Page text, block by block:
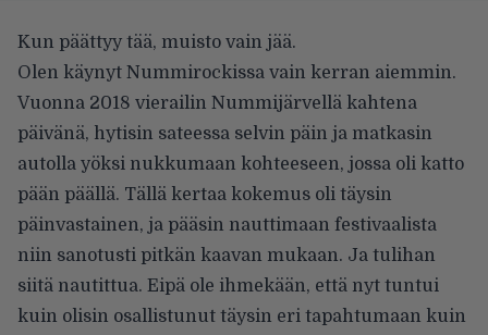
Kun päättyy tää, muisto vain jää.
Olen käynyt Nummirockissa vain kerran aiemmin.
Vuonna 2018 vierailin Nummijärvellä kahtena
päivänä, hytisin sateessa selvin päin ja matkasin
autolla yöksi nukkumaan kohteeseen, jossa oli katto
pään päällä. Tällä kertaa kokemus oli täysin
päinvastainen, ja pääsin nauttimaan festivaalista
niin sanotusti pitkän kaavan mukaan. Ja tulihan
siitä nautittua. Eipä ole ihmekään, että nyt tuntui
kuin olisin osallistunut täysin eri tapahtumaan kuin